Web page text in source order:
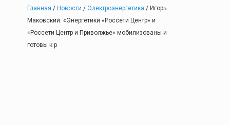
Главная / Новости / Электроэнергетика / Игорь
Маковский: «Энергетики «Россети Центр» и
«Россети Центр и Приволжье» мобилизованы и
готовы к р